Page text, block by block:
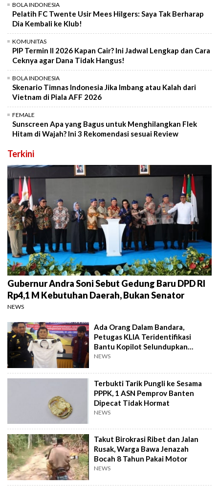
BOLA INDONESIA
Pelatih FC Twente Usir Mees Hilgers: Saya Tak Berharap
Dia Kembali ke Klub!
KOMUNITAS
PIP Termin II 2026 Kapan Cair? Ini Jadwal Lengkap dan Cara
Ceknya agar Dana Tidak Hangus!
BOLA INDONESIA
Skenario Timnas Indonesia Jika Imbang atau Kalah dari
Vietnam di Piala AFF 2026
FEMALE
Sunscreen Apa yang Bagus untuk Menghilangkan Flek
Hitam di Wajah? Ini 3 Rekomendasi sesuai Review
Terkini
Gubernur Andra Soni Sebut Gedung Baru DPD RI
Rp4,1 M Kebutuhan Daerah, Bukan Senator
NEWS
Ada Orang Dalam Bandara,
Petugas KLIA Teridentifikasi
Bantu Kopilot Selundupkan
Ekstasi ke Indonesia
NEWS
Terbukti Tarik Pungli ke Sesama
PPPK, 1 ASN Pemprov Banten
Dipecat Tidak Hormat
NEWS
Takut Birokrasi Ribet dan Jalan
Rusak, Warga Bawa Jenazah
Bocah 8 Tahun Pakai Motor
NEWS